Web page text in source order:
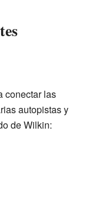
conectar las
autopistas y
de Wilkin: